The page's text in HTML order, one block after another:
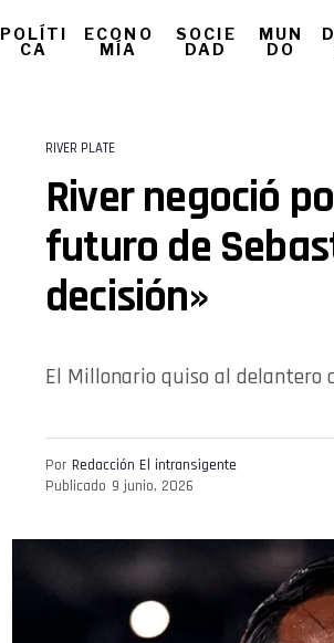
POLÍTI
CA
ECONO
MÍA
SOCIE
DAD
MUN
DO
RIVER PLATE
River negoció
futuro de
decisión»
El Millonario quiso al delantero
Por Redacción El intransigente
Publicado 9 junio, 2026